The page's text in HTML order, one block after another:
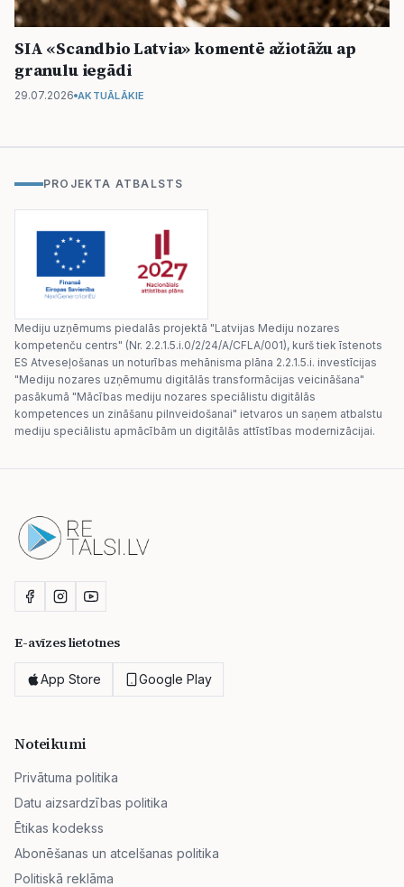
SIA «Scandbio Latvia» komentē ažiotāžu ap
granulu iegādi
29.07.2026 AKTUĀLĀKIE
PROJEKTA ATBALSTS
Mediju uzņēmums piedalās projektā "Latvijas Mediju nozares
kompetenču centrs" (Nr. 2.2.1.5.i.0/2/24/A/CFLA/001), kurš tiek īstenots
ES Atveseļošanas un noturības mehānisma plāna 2.2.1.5.i. investīcijas
"Mediju nozares uzņēmumu digitālās transformācijas veicināšana"
pasākumā "Mācības mediju nozares speciālistu digitālās
kompetences un zināšanu pilnveidošanai" ietvaros un saņem atbalstu
mediju speciālistu apmācībām un digitālās attīstības modernizācijai.
E-avīzes lietotnes
App Store Google Play
Noteikumi
Privātuma politika
Datu aizsardzības politika
Ētikas kodekss
Abonēšanas un atcelšanas politika
Politiskā reklāma